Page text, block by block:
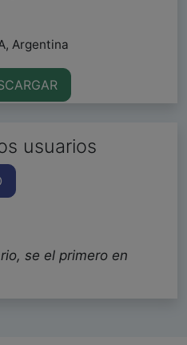
Argentina
usuarios
se el primero en